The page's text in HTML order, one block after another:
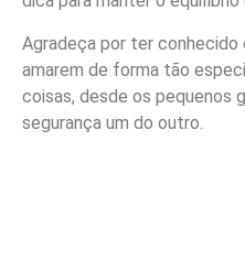
Agradeça por ter
amarem de forma tão
coisas, desde os pequenos
segurança um do outro.